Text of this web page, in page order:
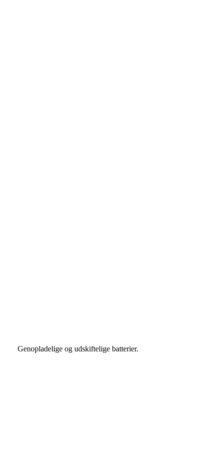
Genopladelige og udskiftelige batterier.